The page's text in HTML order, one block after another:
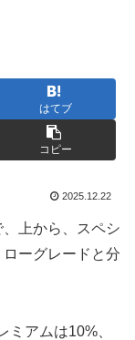
はてブ
コピー
2025.12.22
上から、スペシ
ーグレードと分
ミアムは10%、